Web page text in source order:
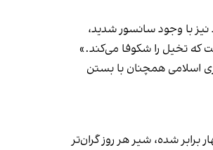
بعد نیز با وجود سانسور شدید،
که تخیل را شکوفا می‌کند.»
اسلامی همچنان با بستن
شده، شیر هر روز گران‌تر